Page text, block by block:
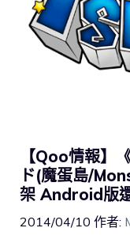
【Qoo情報】
ド(魔蛋島/
架 Android版
2014/04/10 作者: